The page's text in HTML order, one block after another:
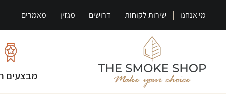
מי אנחנו שירות לקוחות דרושים מגזין מאמרים
מבצעים